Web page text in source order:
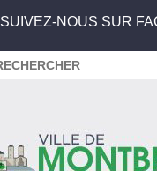
SUIVEZ-NOUS SUR